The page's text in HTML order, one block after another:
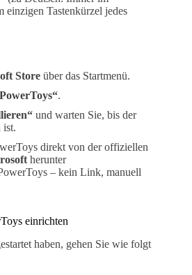
einzigen Tastenkürzel jedes
Store über das Startmenü.
.
und warten Sie, bis der
ist.
direkt von der offiziellen
herunter
– kein Link, manuell
einrichten
haben, gehen Sie wie folgt